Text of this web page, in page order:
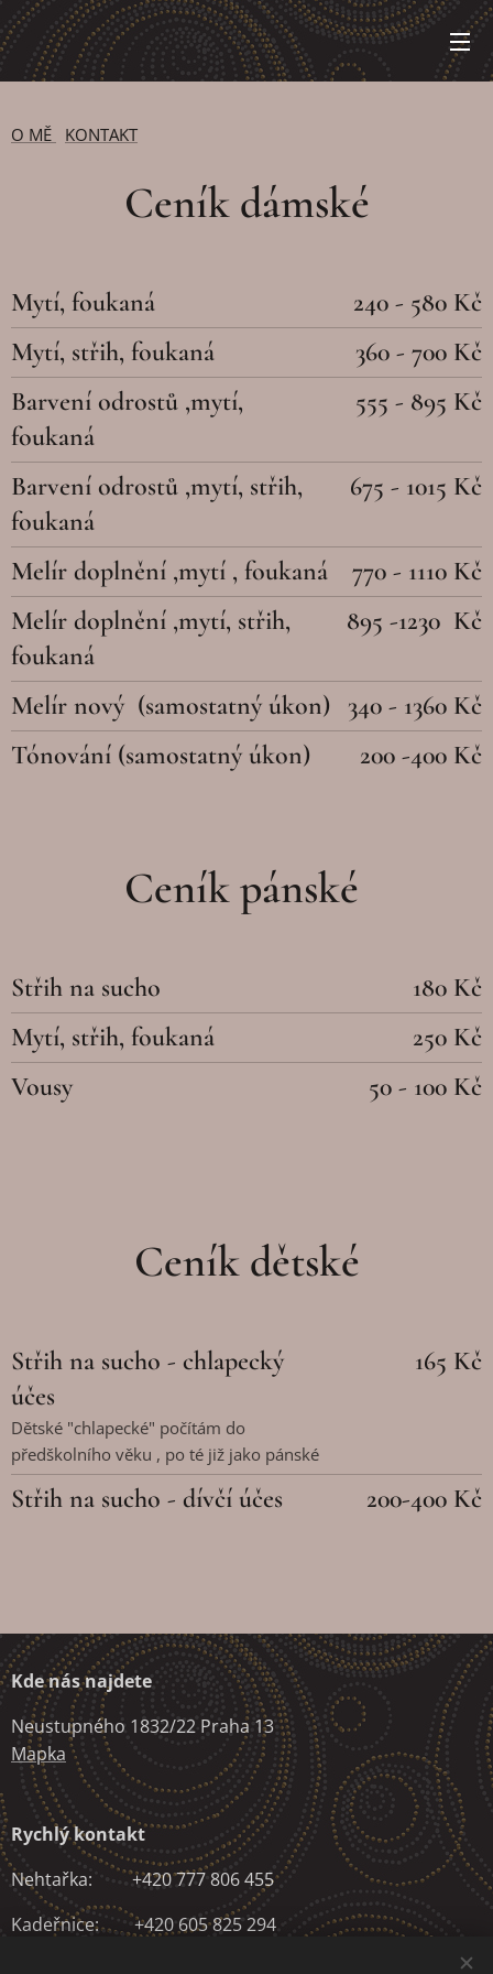
O MĚ KONTAKT
Ceník dámské
Mytí, foukaná
240 - 580 Kč
Mytí, střih, foukaná
360 - 700 Kč
Barvení odrostů ,mytí,
foukaná
555 - 895 Kč
Barvení odrostů ,mytí, střih,
foukaná
675 - 1015 Kč
Melír doplnění ,mytí , foukaná
770 - 1110 Kč
Melír doplnění ,mytí, střih,
foukaná
895 -1230 Kč
Melír nový (samostatný úkon) 340 - 1360 Kč
Tónování (samostatný úkon) 200 -400 Kč
Ceník pánské
Střih na sucho
180 Kč
Mytí, střih, foukaná
250 Kč
Vousy
50 - 100 Kč
Ceník dětské
Střih na sucho - chlapecký
účes
Dětské "chlapecké" počítám do
předškolního věku , po té již jako pánské
165 Kč
Střih na sucho - dívčí účes 200-400 Kč
Kde nás najdete
Neustupného 1832/22 Praha 13
Mapka
Rychlý kontakt
Nehtařka: +420 777 806 455
Kadeřnice: +420 605 825 294